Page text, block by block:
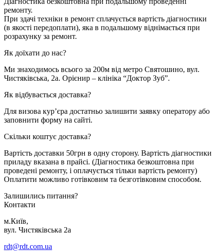
ремонту.
При здачі техніки в ремонт сплачується вартість діагностики
(в якості передоплати), яка в подальшому віднімається при
розрахунку за ремонт.
Як доїхати до нас?
Ми знаходимось всього за 200м від метро Святошино, вул.
Чистяківська, 2а. Орієнир – клініка “Доктор Зуб”.
Як відбувається доставка?
Для визова кур’єра достатньо залишити заявку оператору або
заповнити форму на сайті.
Cкільки коштує доставка?
Вартість доставки 50грн в одну сторону. Вартість діагностики
приладу вказана в прайсі. (Діагностика безкоштовна при
проведені ремонту, і оплачується тільки вартість ремонту)
Оплатити можливо готівковим та безготівковим способом.
Залишились питання?
Контакти
м.Київ,
вул. Чистяківська 2а
rdt@rdt.com.ua